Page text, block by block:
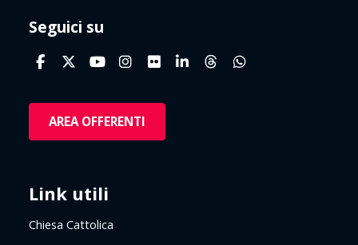
Seguici su
AREA OFFERENTI
Link utili
Chiesa Cattolica